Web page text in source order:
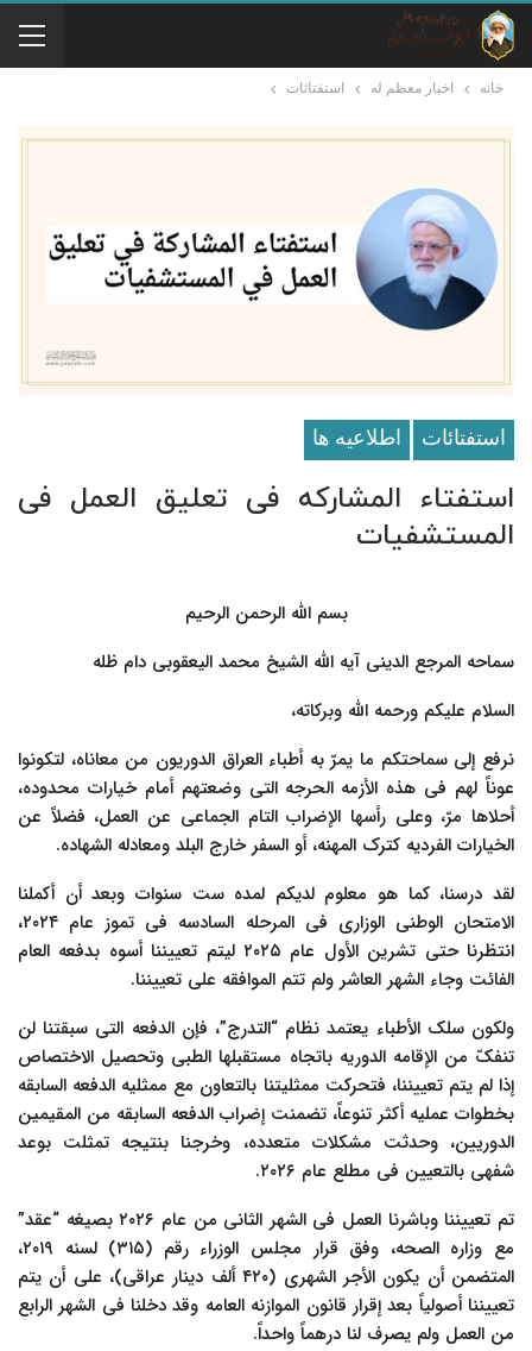
خانه اخبار معظم له استفتائات
استفتائات اطلاعيه ها
استفتاء المشارکه فی تعلیق العمل فی
المستشفیات
بسم الله الرحمن الرحیم
سماحه المرجع الدینی آیه الله الشیخ محمد الیعقوبی دام ظله
السلام علیکم ورحمه الله وبرکاته،
نرفع إلى سماحتکم ما یمرّ به أطباء العراق الدوریون من معاناه، لتکونوا
عوناً لهم فی هذه الأزمه الحرجه التی وضعتهم أمام خیارات محدوده،
أحلاها مرّ، وعلى رأسها الإضراب التام الجماعی عن العمل، فضلاً عن
الخیارات الفردیه کترک المهنه، أو السفر خارج البلد ومعادله الشهاده.
لقد درسنا، کما هو معلوم لدیکم لمده ست سنوات وبعد أن أکملنا
الامتحان الوطنی الوزاری فی المرحله السادسه فی تموز عام ۲۰۲۴،
انتظرنا حتى تشرین الأول عام ۲۰۲۵ لیتم تعییننا أسوه بدفعه العام
الفائت وجاء الشهر العاشر ولم تتم الموافقه على تعییننا.
ولکون سلک الأطباء یعتمد نظام “التدرج”، فإن الدفعه التی سبقتنا لن
تنفکّ من الإقامه الدوریه باتجاه مستقبلها الطبی وتحصیل الاختصاص
إذا لم یتم تعییننا، فتحرکت ممثلیتنا بالتعاون مع ممثلیه الدفعه السابقه
بخطوات عملیه أکثر تنوعاً، تضمنت إضراب الدفعه السابقه من المقیمین
الدوریین، وحدثت مشکلات متعدده، وخرجنا بنتیجه تمثلت بوعد
شفهی بالتعیین فی مطلع عام ۲۰۲۶.
تم تعییننا وباشرنا العمل فی الشهر الثانی من عام ۲۰۲۶ بصیغه “عقد”
مع وزاره الصحه، وفق قرار مجلس الوزراء رقم (۳۱۵) لسنه ۲۰۱۹،
المتضمن أن یکون الأجر الشهری (۴۲۰ ألف دینار عراقی)، على أن یتم
تعییننا أصولیاً بعد إقرار قانون الموازنه العامه وقد دخلنا فی الشهر الرابع
من العمل ولم یصرف لنا درهماً واحداً.